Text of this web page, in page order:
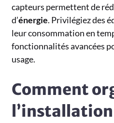
capteurs permettent de
d’énergie. Privilégiez des
leur consommation en
fonctionnalités avancées
usage.
Comment
l’installation